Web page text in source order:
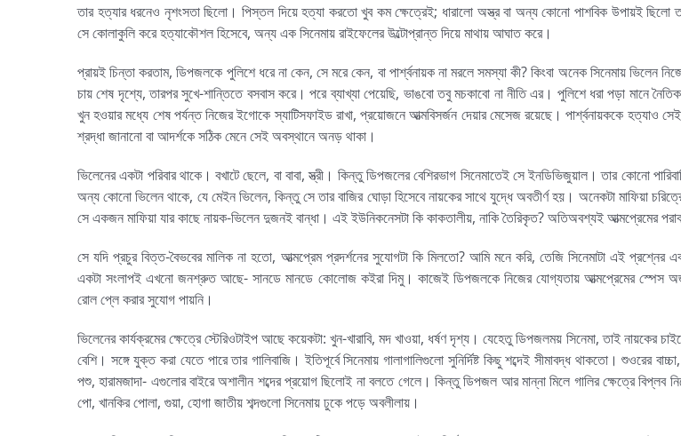
তার হত্যার ধরনেও নৃশংসতা ছিলো। পিস্তল দিয়ে হত্যা করতো খুব কম ক্ষেত্রেই; ধারালো অস্ত্র বা অন্য কোনো পাশবিক উপায়ই ছিলো
সে কোলাকুলি করে হত্যাকৌশল হিসেবে, অন্য এক সিনেমায় রাইফেলের উল্টোপ্রান্ত দিয়ে মাথায় আঘাত করে।
প্রায়ই চিন্তা করতাম, ডিপজলকে পুলিশে ধরে না কেন, সে মরে কেন, বা পার্শ্বনায়ক না মরলে সমস্যা কী? কিংবা অনেক সিনেমায় ভিলেন
চায় শেষ দৃশ্যে, তারপর সুখে-শান্তিতে বসবাস করে। পরে ব্যাখ্যা পেয়েছি, ভাঙবো তবু মচকাবো না নীতি এর। পুলিশে ধরা পড়া মানে
খুন হওয়ার মধ্যে শেষ পর্যন্ত নিজের ইগোকে স্যাটিসফাইড রাখা, প্রয়োজনে আত্মবিসর্জন দেয়ার মেসেজ রয়েছে। পার্শ্বনায়ককে হত্যাও
শ্রদ্ধা জানানো বা আদর্শকে সঠিক মেনে সেই অবস্থানে অনড় থাকা।
ভিলেনের একটা পরিবার থাকে। বখাটে ছেলে, বা বাবা, স্ত্রী। কিন্তু ডিপজলের বেশিরভাগ সিনেমাতেই সে ইনডিভিজুয়াল। তার কোনো
অন্য কোনো ভিলেন থাকে, যে মেইন ভিলেন, কিন্তু সে তার বাজির ঘোড়া হিসেবে নায়কের সাথে যুদ্ধে অবতীর্ণ হয়। অনেকটা মাফিয়া
সে একজন মাফিয়া যার কাছে নায়ক-ভিলেন দুজনই বান্ধা। এই ইউনিকনেসটা কি কাকতালীয়, নাকি তৈরিকৃত? অতিঅবশ্যই আত্মপ্রেমের
সে যদি প্রচুর বিত্ত-বৈভবের মালিক না হতো, আত্মপ্রেম প্রদর্শনের সুযোগটা কি মিলতো? আমি মনে করি, তেজি সিনেমাটা এই প্রশ্নের
একটা সংলাপই এখনো জনশ্রুত আছে- সানডে মানডে কোলোজ কইরা দিমু। কাজেই ডিপজলকে নিজের যোগ্যতায় আত্মপ্রেমের স্পেস
রোল প্লে করার সুযোগ পায়নি।
ভিলেনের কার্যক্রমের ক্ষেত্রে স্টেরিওটাইপ আছে কয়েকটা: খুন-খারাবি, মদ খাওয়া, ধর্ষণ দৃশ্য। যেহেতু ডিপজলময় সিনেমা, তাই নায়কের
বেশি। সঙ্গে যুক্ত করা যেতে পারে তার গালিবাজি। ইতিপূর্বে সিনেমায় গালাগালিগুলো সুনির্দিষ্ট কিছু শব্দেই সীমাবদ্ধ থাকতো। শুওরের
পশু, হারামজাদা- এগুলোর বাইরে অশালীন শব্দের প্রয়োগ ছিলোই না বলতে গেলে। কিন্তু ডিপজল আর মান্না মিলে গালির ক্ষেত্রে বিপ্লব
পো, খানকির পোলা, গুয়া, হোগা জাতীয় শব্দগুলো সিনেমায় ঢুকে পড়ে অবলীলায়।